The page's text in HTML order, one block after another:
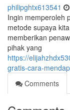
philipghtx613541
Ingin memperoleh
metode supaya
memberikan
pihak yang
https://
gratis-cara-
Comments